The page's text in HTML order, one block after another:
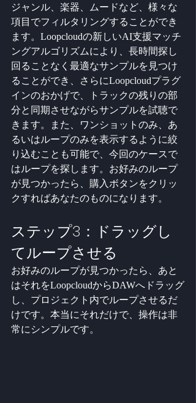
ジャンル、楽器、ムードなど、様々な
項目でフィルタリングすることができ
ます。Loopcloudの新しいAI支援マッチ
ングアルゴリズムにより、長時間探し
回ることなく最適なサンプルを見つけ
ることができ、さらにLoopcloudプラグ
インのおかげで、トラックの残りの部
分と同期させながらサンプルを試聴で
きます。また、ワンショットのみ、あ
るいはループのみを表示するように絞
り込むことも可能で、今回のケースで
はループを探します。お好みのループ
が見つかったら、購入ボタンをクリッ
クすればあなたのものになります。
ステップ3：ドラッグし
てループさせる
お好みのループが見つかったら、あと
はそれをLoopcloudからDAWへドラッグ
し、プロジェクト内でループさせるだ
けです。本当にそれだけで、操作は非
常にシンプルです。